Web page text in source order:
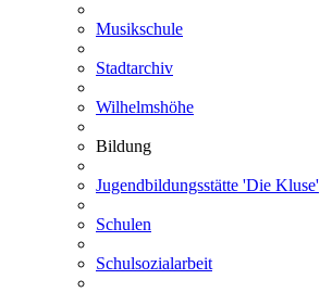
Musikschule
Stadtarchiv
Wilhelmshöhe
Bildung
Jugendbildungsstätte 'Die Kluse'
Schulen
Schulsozialarbeit